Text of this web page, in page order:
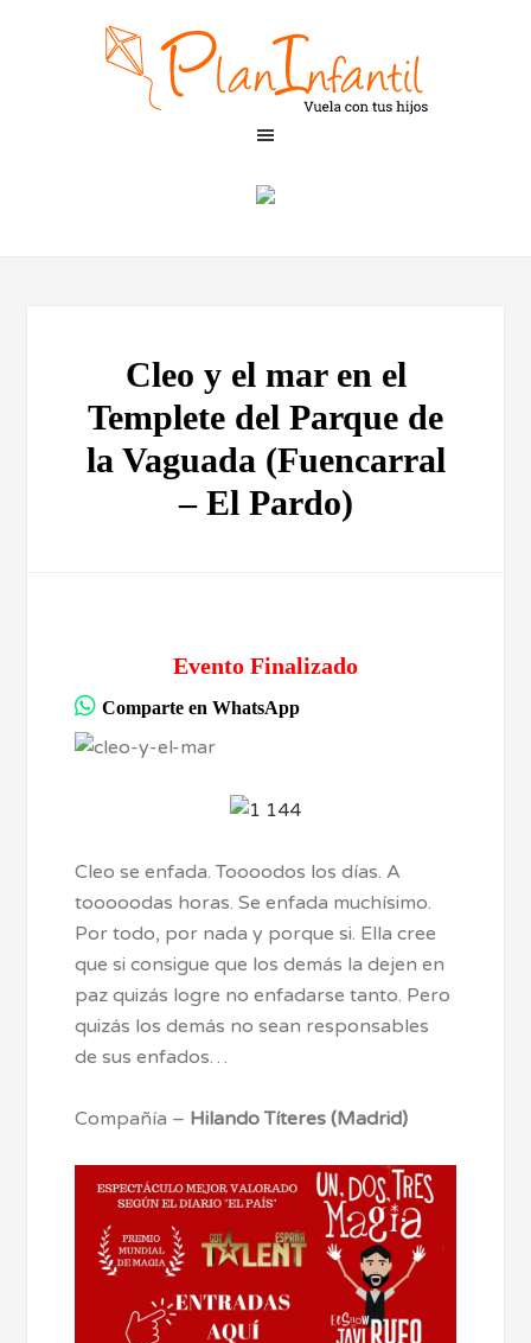
Cleo y el mar en el
Templete del Parque de
la Vaguada (Fuencarral
– El Pardo)
Evento Finalizado
Comparte en WhatsApp
Cleo se enfada. Toooodos los días. A
tooooodas horas. Se enfada muchísimo.
Por todo, por nada y porque si. Ella cree
que si consigue que los demás la dejen en
paz quizás logre no enfadarse tanto. Pero
quizás los demás no sean responsables
de sus enfados…
Compañía – Hilando Títeres (Madrid)